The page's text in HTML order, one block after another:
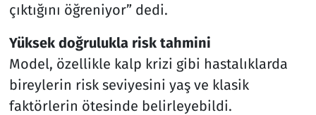
çıktığını öğreniyor” dedi.
Yüksek doğrulukla risk tahmini
Model, özellikle kalp krizi gibi hastalıklarda
bireylerin risk seviyesini yaş ve klasik
faktörlerin ötesinde belirleyebildi.